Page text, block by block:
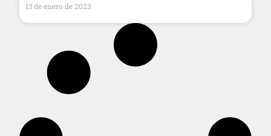
13 de enero de 2023